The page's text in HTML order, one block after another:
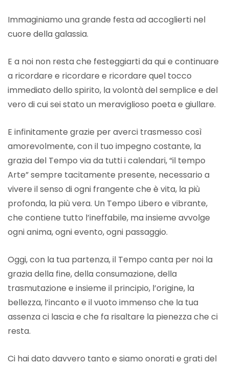
Immaginiamo una grande festa ad accoglierti nel
cuore della galassia.
E a noi non resta che festeggiarti da qui e continuare
a ricordare e ricordare e ricordare quel tocco
immediato dello spirito, la volontà del semplice e del
vero di cui sei stato un meraviglioso poeta e giullare.
E infinitamente grazie per averci trasmesso così
amorevolmente, con il tuo impegno costante, la
grazia del Tempo via da tutti i calendari, “il tempo
Arte” sempre tacitamente presente, necessario a
vivere il senso di ogni frangente che è vita, la più
profonda, la più vera. Un Tempo Libero e vibrante,
che contiene tutto l’ineffabile, ma insieme avvolge
ogni anima, ogni evento, ogni passaggio.
Oggi, con la tua partenza, il Tempo canta per noi la
grazia della fine, della consumazione, della
trasmutazione e insieme il principio, l’origine, la
bellezza, l’incanto e il vuoto immenso che la tua
assenza ci lascia e che fa risaltare la pienezza che ci
resta.
Ci hai dato davvero tanto e siamo onorati e grati del